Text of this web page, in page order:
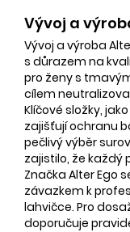
Vývoj a
Vývoj a výroba
s důrazem na
pro ženy s
cílem
Klíčové složky,
zajišťují ochranu
pečlivý výběr
zajistilo, že každý
Značka Alter Ego
závazkem k
lahvičce. Pro
doporučuje